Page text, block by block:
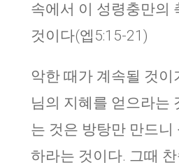
속에서 이 성령충만의
것이다(엡5:15-21)
악한 때가 계속될 것이
님의 지혜를 얻으라는
는 것은 방탕만 만드니
하라는 것이다. 그때